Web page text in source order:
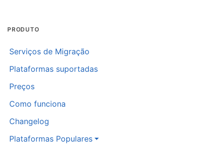
PRODUTO
Serviços de Migração
Plataformas suportadas
Preços
Como funciona
Changelog
Plataformas Populares